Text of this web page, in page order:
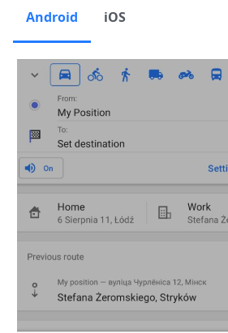
Android iOS